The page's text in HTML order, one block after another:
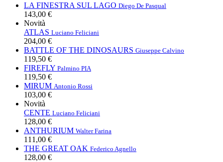
LA FINESTRA SUL LAGO Diego De Pasqual
143,00 €
Novità
ATLAS Luciano Feliciani
204,00 €
BATTLE OF THE DINOSAURS Giuseppe Calvino
119,50 €
FIREFLY Palmino PIA
119,50 €
MIRUM Antonio Rossi
103,00 €
Novità
CENTE Luciano Feliciani
128,00 €
ANTHURIUM Walter Farina
111,00 €
THE GREAT OAK Federico Agnello
128,00 €